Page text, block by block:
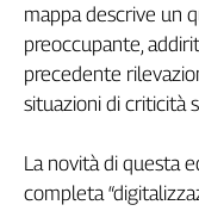
ragione
120
anni
Cgil
Academy
mappa descrive un
preoccupante,
precedente
situazioni di criticità
La novità di questa
completa